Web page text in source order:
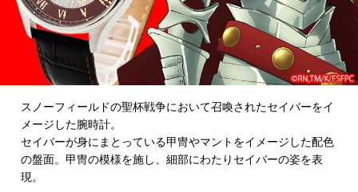
スノーフィールドの聖杯戦争において召喚されたセイバーをイ
メージした腕時計。
セイバーが身にまとっている甲冑やマントをイメージした配色
の盤面。甲冑の模様を施し、細部にわたりセイバーの姿を表
現。